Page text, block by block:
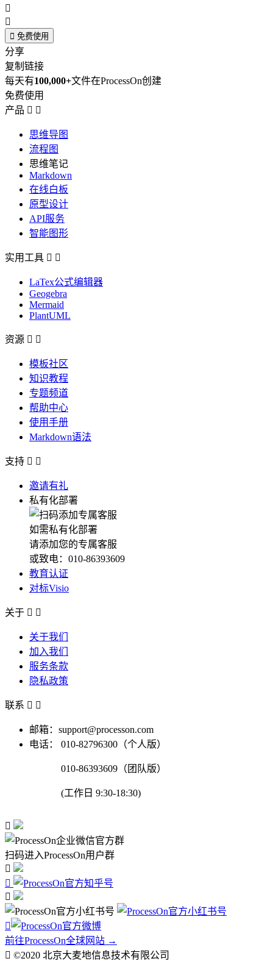


 免费使用
分享
复制链接
每天有100,000+文件在ProcessOn创建
免费使用
产品  
思维导图
流程图
思维笔记
Markdown
在线白板
原型设计
API服务
智能图形
实用工具  
LaTex公式编辑器
Geogebra
Mermaid
PlantUML
资源  
模板社区
知识教程
专题频道
帮助中心
使用手册
Markdown语法
支持  
邀请有礼
私有化部署
如需私有化部署
请添加您的专属客服
或致电：010-86393609
教育认证
对标Visio
关于  
关于我们
加入我们
服务条款
隐私政策
联系  
邮箱：support@processon.com
电话：
010-82796300（个人版）
010-86393609（团队版）
(工作日 9:30-18:30)

扫码进入ProcessOn用户群




前往ProcessOn全球网站 →
 ©2020 北京大麦地信息技术有限公司